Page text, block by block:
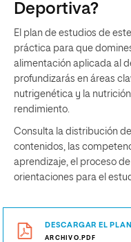
Deportiva?
El plan de estudios de
práctica para que
alimentación aplicada al
profundizarás en áreas
nutrigenética y la
rendimiento.
Consulta la distribución
contenidos, las
aprendizaje, el proceso
orientaciones para el
DESCARGAR EL
ARCHIVO.PDF